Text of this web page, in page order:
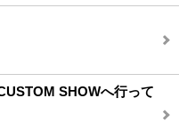
SHOWへ行って